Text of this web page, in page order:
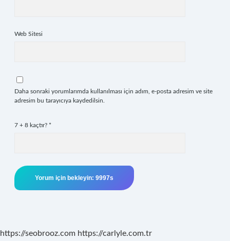
Web Sitesi
Daha sonraki yorumlarımda kullanılması için adım, e-posta adresim ve site
adresim bu tarayıcıya kaydedilsin.
7 + 8 kaçtır? *
https://seobrooz.com https://carlyle.com.tr